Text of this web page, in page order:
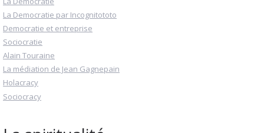
La Democratie par Incognitototo
Democratie et entreprise
Sociocratie
Alain Touraine
La médiation de Jean Gagnepain
Holacracy
Sociocracy